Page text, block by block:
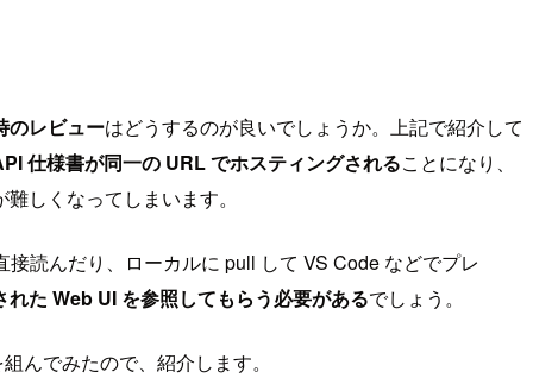
のレビューはどうするのが良いでしょうか。上記で紹介して
仕様書が同一の URL でホスティングされることになり、
しくなってしまいます。
読んだり、ローカルに pull して VS Code などでプレ
た Web UI を参照してもらう必要があるでしょう。
んでみたので、紹介します。